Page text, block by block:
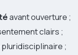
avant ouverture ;
clairs ;
;